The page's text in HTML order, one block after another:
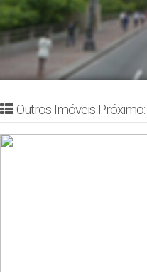
Outros Imóveis Próximo::